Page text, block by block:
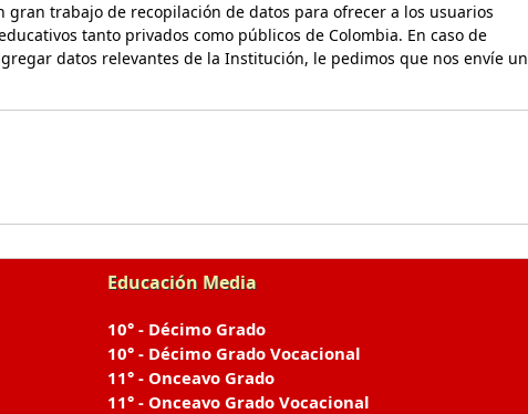
trabajo de recopilación de datos para ofrecer a los usuarios
tanto privados como públicos de Colombia. En caso de
datos relevantes de la Institución, le pedimos que nos envíe un
Educación Media
10° - Décimo Grado
10° - Décimo Grado Vocacional
11° - Onceavo Grado
11° - Onceavo Grado Vocacional